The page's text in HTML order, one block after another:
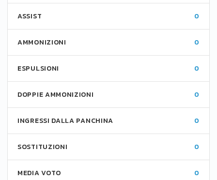
ASSIST 0
AMMONIZIONI 0
ESPULSIONI 0
DOPPIE AMMONIZIONI 0
INGRESSI DALLA PANCHINA 0
SOSTITUZIONI 0
MEDIA VOTO 0